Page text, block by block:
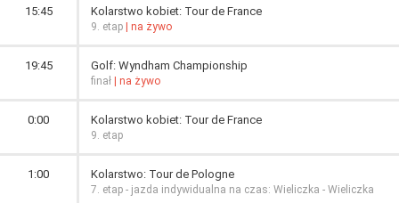
15:45 Kolarstwo kobiet: Tour de France
9. etap | na żywo
19:45 Golf: Wyndham Championship
finał | na żywo
0:00 Kolarstwo kobiet: Tour de France
9. etap
1:00 Kolarstwo: Tour de Pologne
7. etap - jazda indywidualna na czas: Wieliczka - Wieliczka